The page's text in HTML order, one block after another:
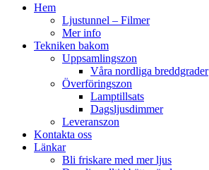
Hem
Ljustunnel – Filmer
Mer info
Tekniken bakom
Uppsamlingszon
Våra nordliga breddgrader
Överföringszon
Lamptillsats
Dagsljusdimmer
Leveranszon
Kontakta oss
Länkar
Bli friskare med mer ljus